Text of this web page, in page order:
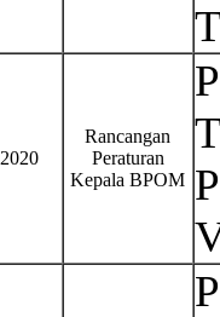
2020
Rancangan
Peraturan
Kepala BPOM